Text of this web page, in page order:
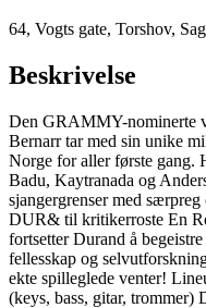
64, Vogts gate, Torshov,
Beskrivelse
Den GRAMMY-nominerte
Bernarr tar med sin unike
Norge for aller første gang.
Badu, Kaytranada og
sjangergrenser med
DUR& til kritikerroste En
fortsetter Durand å
fellesskap og
ekte spilleglede venter!
(keys, bass, gitar, trommer)